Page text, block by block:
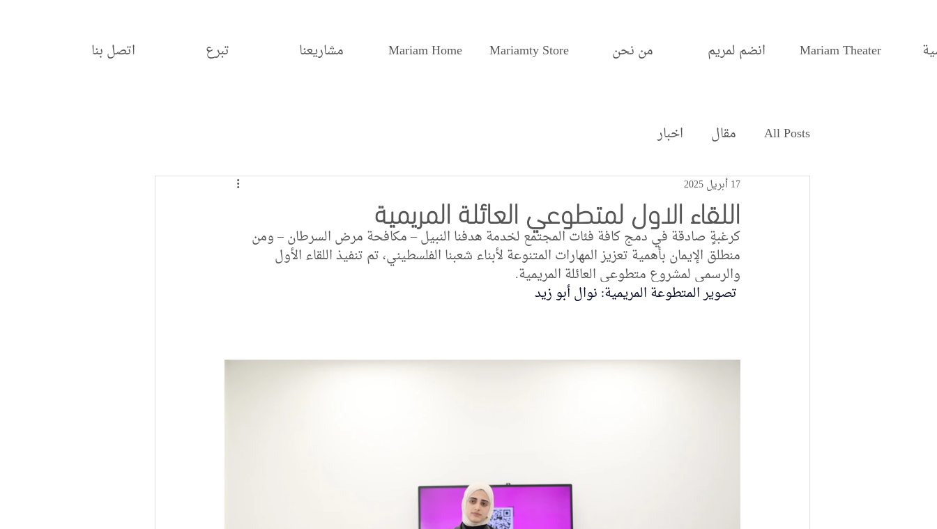
Mariam Theater انضم لمريم من نحن Mariamty Store
Mariam Home مشاريعنا تبرع اتصل بنا
All Posts مقال اخبار
اللقاء الاول لمتطوعي العائلة المريمية
17 أبريل 2025
كرغبةٍ صادقة في دمج كافة فئات المجتمع لخدمة هدفنا النبيل – مكافحة مرض السرطان – ومن
منطلق الإيمان بأهمية تعزيز المهارات المتنوعة لأبناء شعبنا الفلسطيني، تم تنفيذ اللقاء الأول
والرسمي لمشروع متطوعي العائلة المريمية.
تصوير المتطوعة المريمية: نوال أبو زيد